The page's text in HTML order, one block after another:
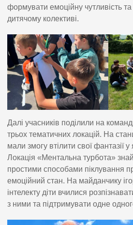
формувати емоційну чутливість та
дитячому колективі.
Далі учасників поділили на
трьох тематичних локацій. На
мали змогу втілити свої фантазії
Локація «Ментальна турбота»
простими способами піклування
емоційний стан. На майданчику
інтелекту діти вчилися
з ними та підтримувати одне